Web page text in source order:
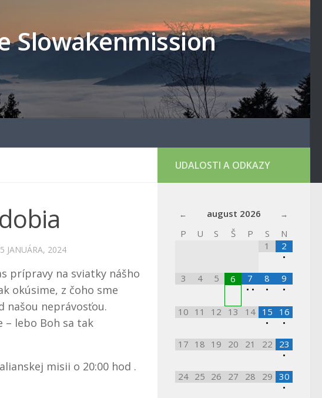
Slowakenmission
JANUÁRA, 2024
prípravy na sviatky nášho
okúsime, z čoho sme
našou neprávosťou.
– lebo Boh sa tak
misii o 20:00 hod .
UDALOSTI A ODKAZY
august 2026
P
U S Š P S
N
1
2
•
3
4 5 6
7
• •
8
•
9
•
10 11 12 13 14
15
•
16
•
17 18 19 20 21 22
23
•
24 25 26 27 28 29 30
•